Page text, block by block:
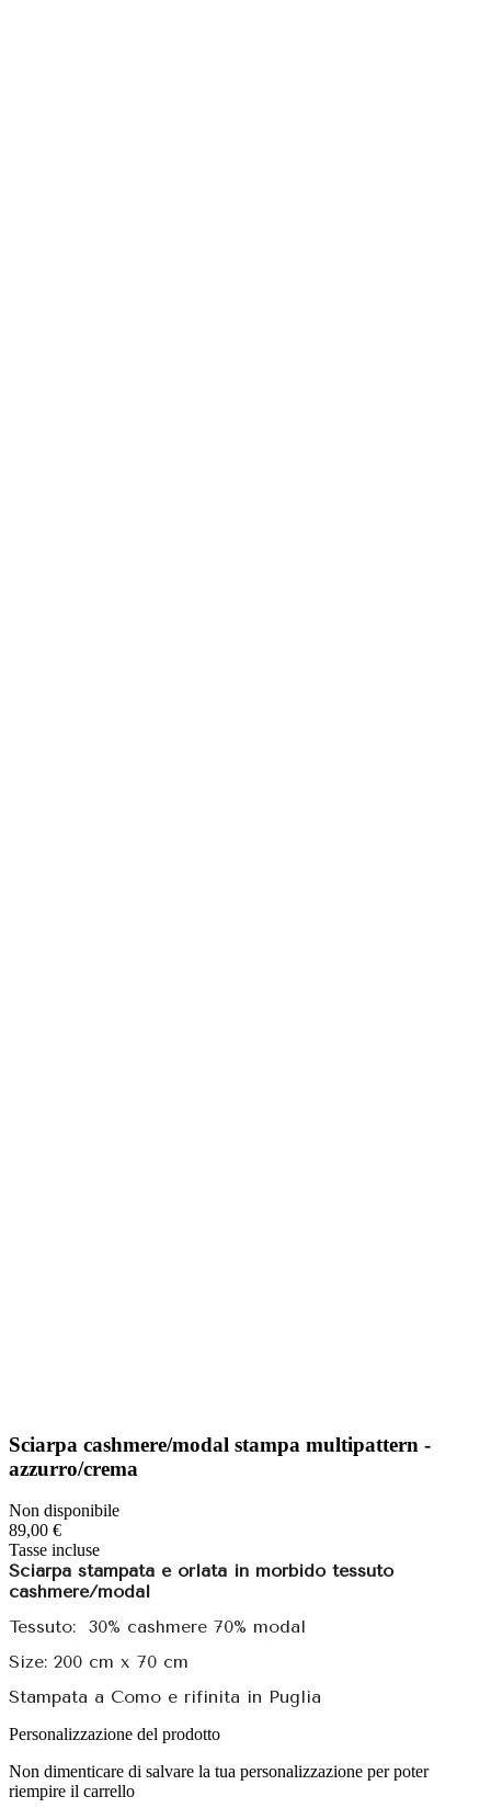
Sciarpa cashmere/modal stampa multipattern -
azzurro/crema
Non disponibile
89,00 €
Tasse incluse
Sciarpa stampata e orlata in morbido tessuto
cashmere/modal
Tessuto: 30% cashmere 70% modal
Size: 200 cm x 70 cm
Stampata a Como e rifinita in Puglia
Personalizzazione del prodotto
Non dimenticare di salvare la tua personalizzazione per poter
riempire il carrello